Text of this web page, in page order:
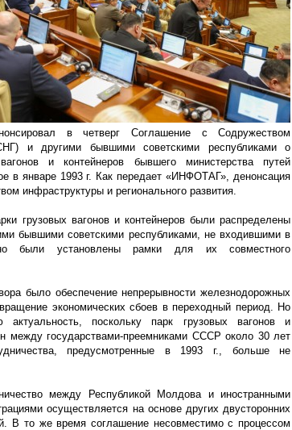
в четверг Соглашение с Содружеством
и другими бывшими советскими республиками о
и контейнеров бывшего министерства путей
в январе 1993 г. Как передает «ИНФОТАГ», денонсация
инфраструктуры и регионального развития.
грузовых вагонов и контейнеров были распределены
бывшими советскими республиками, не входившими в
были установлены рамки для их совместного
было обеспечение непрерывности железнодорожных
экономических сбоев в переходный период. Но
поскольку парк грузовых вагонов и
между государствами-преемниками СССР около 30 лет
предусмотренные в 1993 г., больше не
между Республикой Молдова и иностранными
осуществляется на основе других двусторонних
В то же время соглашение несовместимо с процессом